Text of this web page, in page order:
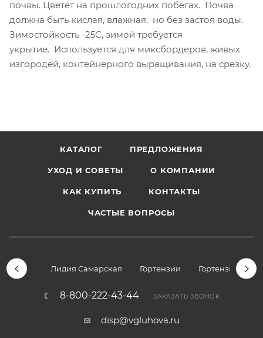
почвы. Цветет на прошлогодних побегах. Почва
должна быть кислая, влажная, но без застоя воды.
Зимостойкость -25С, зимой требуется
укрытие. Используется для миксбордеров, живых
изгородей, контейнерного выращивания, на срезку.
КАТАЛОГ ПРЕДЛОЖЕНИЯ
УХОД И СОВЕТЫ О КОМПАНИИ
КАК КУПИТЬ КОНТАКТЫ
ЧАСТЫЕ ВОПРОСЫ
Лидия Самарская Гортензии Гортензии
8-800-222-43-44 ЗАКАЗАТЬ ЗВОНОК
disp@vgluhova.ru